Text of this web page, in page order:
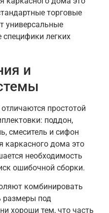
торговые
универсальные
легких
и
простотой
поддон,
смеситель и сифон
каркасного дома это
необходимость
ошибочной сборки.
комбинировать
размеры под
хороши тем, что часть